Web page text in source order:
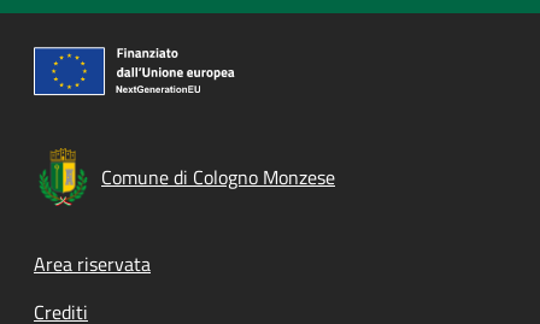
Comune di Cologno Monzese
Footer menu
Area riservata
Crediti